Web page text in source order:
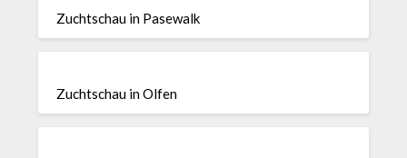
Zuchtschau in Pasewalk
Zuchtschau in Olfen